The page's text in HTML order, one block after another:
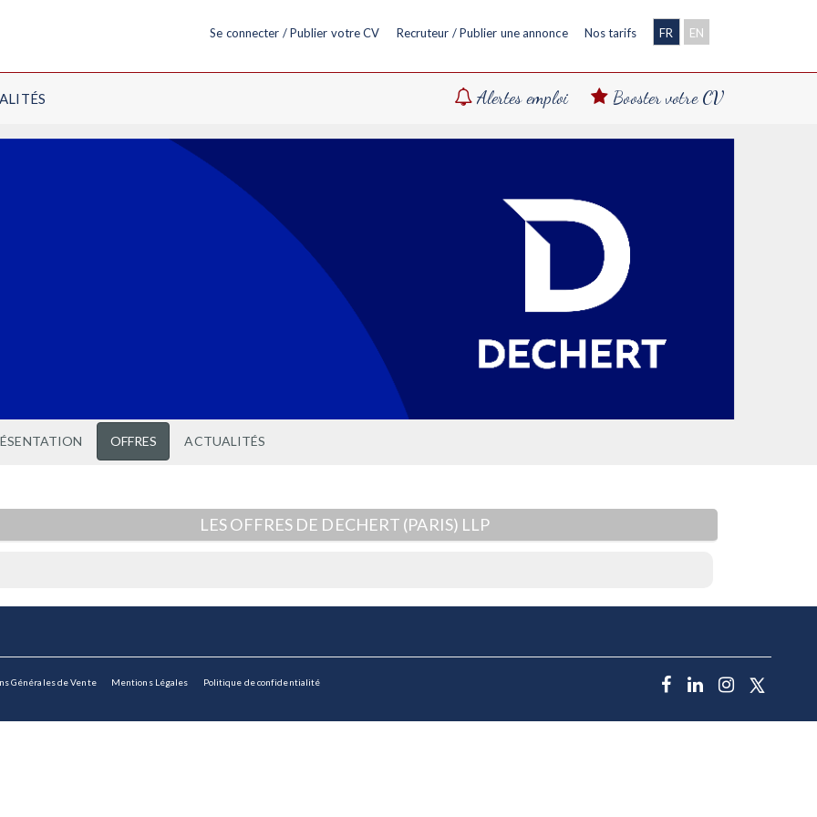
Se connecter / Publier votre CV Recruteur / Publier une annonce Nos tarifs FR EN
Booster votre CV
Alertes emploi
OFFRES ACTUALITÉS
LES OFFRES DE DECHERT (PARIS) LLP
Générales de Vente Mentions Légales Politique de confidentialité